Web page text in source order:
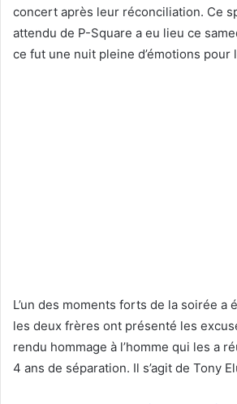
concert après leur réconciliation. Ce
attendu de P-Square a eu lieu ce
ce fut une nuit pleine d’émotions pour
L’un des moments forts de la soirée a
les deux frères ont présenté les
rendu hommage à l’homme qui les a
4 ans de séparation. Il s’agit de Tony